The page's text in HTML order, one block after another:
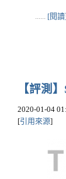
...... [閱
【評測
2020-01-04
[引用來源]